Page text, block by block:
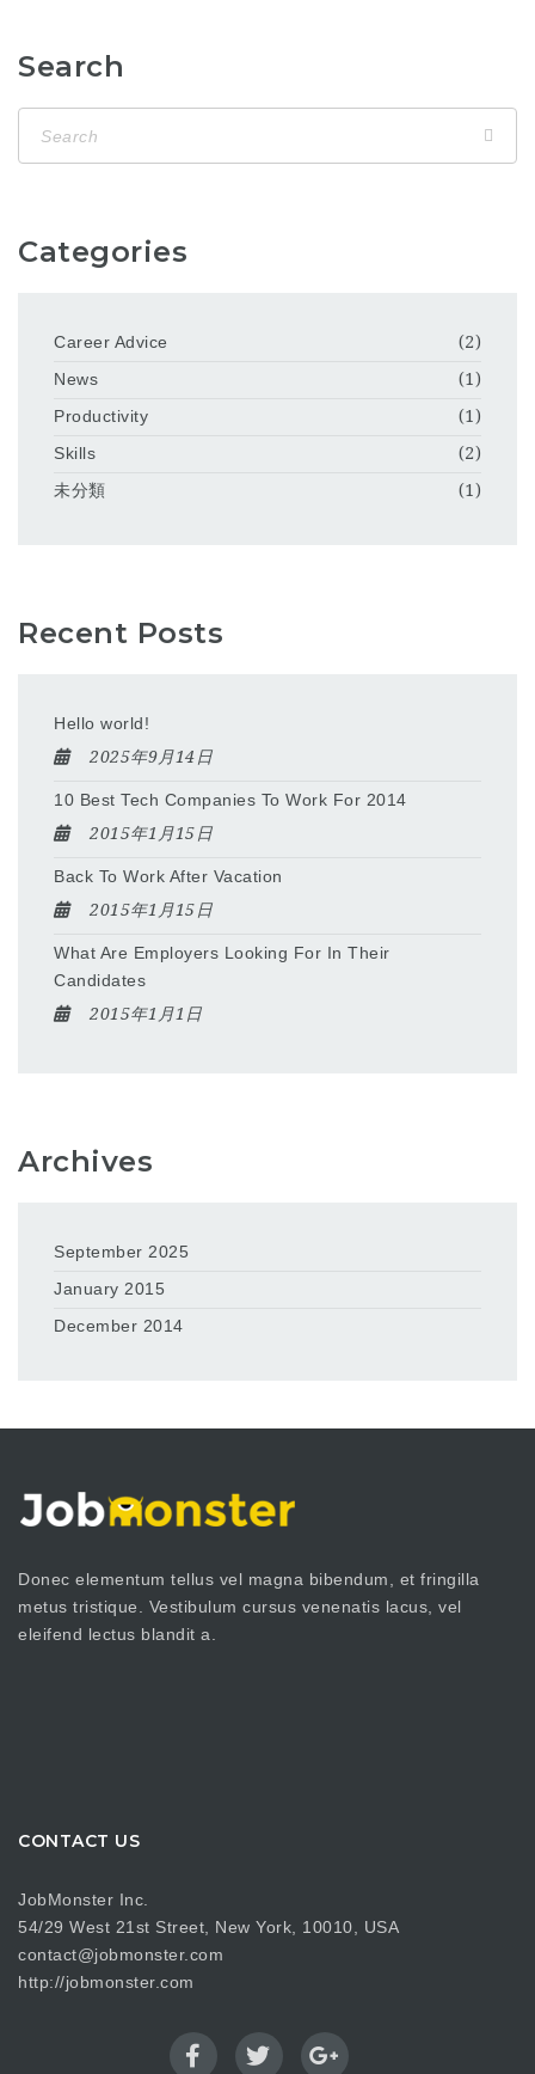
Search
Categories
Career Advice
(2)
News
(1)
Productivity
(1)
Skills
(2)
未分類
(1)
Recent Posts
Hello world!
2025年9月14日
10 Best Tech Companies To Work For 2014
2015年1月15日
Back To Work After Vacation
2015年1月15日
What Are Employers Looking For In Their
Candidates
2015年1月1日
Archives
September 2025
January 2015
December 2014
Donec elementum tellus vel magna bibendum, et fringilla
metus tristique. Vestibulum cursus venenatis lacus, vel
eleifend lectus blandit a.
CONTACT US
JobMonster Inc.
54/29 West 21st Street, New York, 10010, USA
contact@jobmonster.com
http://jobmonster.com